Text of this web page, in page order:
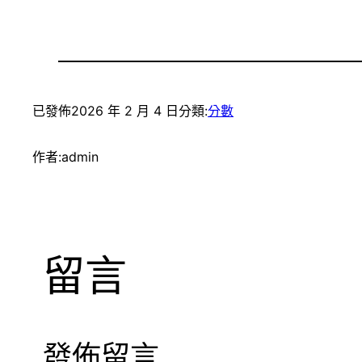
已發佈2026 年 2 月 4 日分類:分數
作者:admin
留言